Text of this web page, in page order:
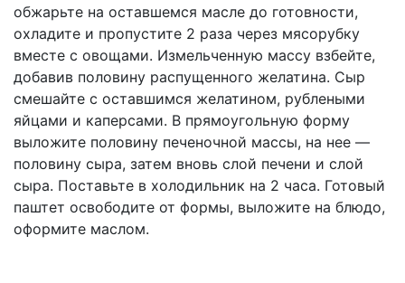
обжарьте на оставшемся масле до готовности,
охладите и пропустите 2 раза через мясорубку
вместе с овощами. Измельченную массу взбейте,
добавив половину распущенного желатина. Сыр
смешайте с оставшимся желатином, рублеными
яйцами и каперсами. В прямоугольную форму
выложите половину печеночной массы, на нее —
половину сыра, затем вновь слой печени и слой
сыра. Поставьте в холодильник на 2 часа. Готовый
паштет освободите от формы, выложите на блюдо,
оформите маслом.